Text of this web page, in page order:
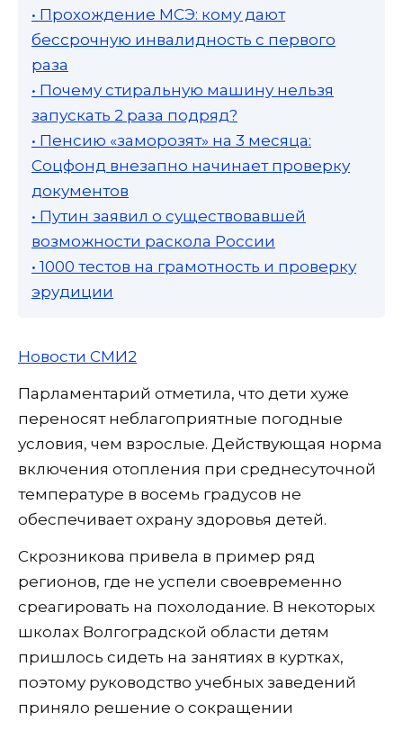
• Прохождение МСЭ: кому дают
бессрочную инвалидность с первого
раза
• Почему стиральную машину нельзя
запускать 2 раза подряд?
• Пенсию «заморозят» на 3 месяца:
Соцфонд внезапно начинает проверку
документов
• Путин заявил о существовавшей
возможности раскола России
• 1000 тестов на грамотность и проверку
эрудиции
Новости СМИ2
Парламентарий отметила, что дети хуже
переносят неблагоприятные погодные
условия, чем взрослые. Действующая норма
включения отопления при среднесуточной
температуре в восемь градусов не
обеспечивает охрану здоровья детей.
Скрозникова привела в пример ряд
регионов, где не успели своевременно
среагировать на похолодание. В некоторых
школах Волгоградской области детям
пришлось сидеть на занятиях в куртках,
поэтому руководство учебных заведений
приняло решение о сокращении